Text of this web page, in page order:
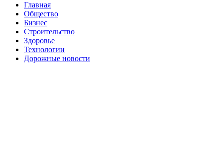
Главная
Общество
Бизнес
Строительство
Здоровье
Технологии
Дорожные новости